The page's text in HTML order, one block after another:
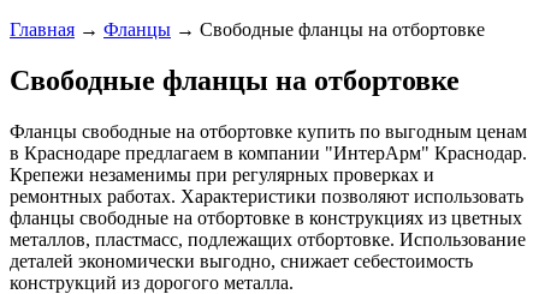
Главная → Фланцы → Свободные фланцы на отбортовке
Свободные фланцы на отбортовке
Фланцы свободные на отбортовке купить по выгодным ценам
в Краснодаре предлагаем в компании "ИнтерАрм" Краснодар.
Крепежи незаменимы при регулярных проверках и
ремонтных работах. Характеристики позволяют использовать
фланцы свободные на отбортовке в конструкциях из цветных
металлов, пластмасс, подлежащих отбортовке. Использование
деталей экономически выгодно, снижает себестоимость
конструкций из дорогого металла.